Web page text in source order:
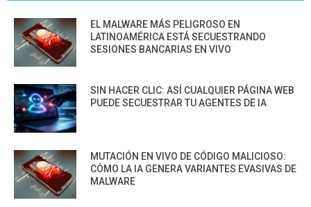
EL MALWARE MÁS PELIGROSO EN
LATINOAMÉRICA ESTÁ SECUESTRANDO
SESIONES BANCARIAS EN VIVO
SIN HACER CLIC: ASÍ CUALQUIER PÁGINA WEB
PUEDE SECUESTRAR TU AGENTES DE IA
MUTACIÓN EN VIVO DE CÓDIGO MALICIOSO:
CÓMO LA IA GENERA VARIANTES EVASIVAS DE
MALWARE